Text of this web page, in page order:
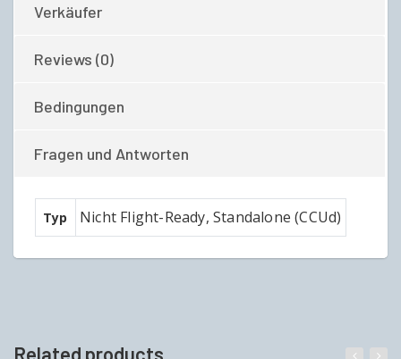
Verkäufer
Reviews (0)
Bedingungen
Fragen und Antworten
Typ Nicht Flight-Ready, Standalone (CCUd)
Related products